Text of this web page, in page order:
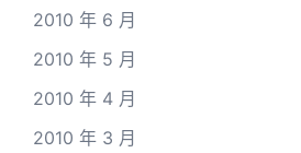
2010 年 6 月
2010 年 5 月
2010 年 4 月
2010 年 3 月